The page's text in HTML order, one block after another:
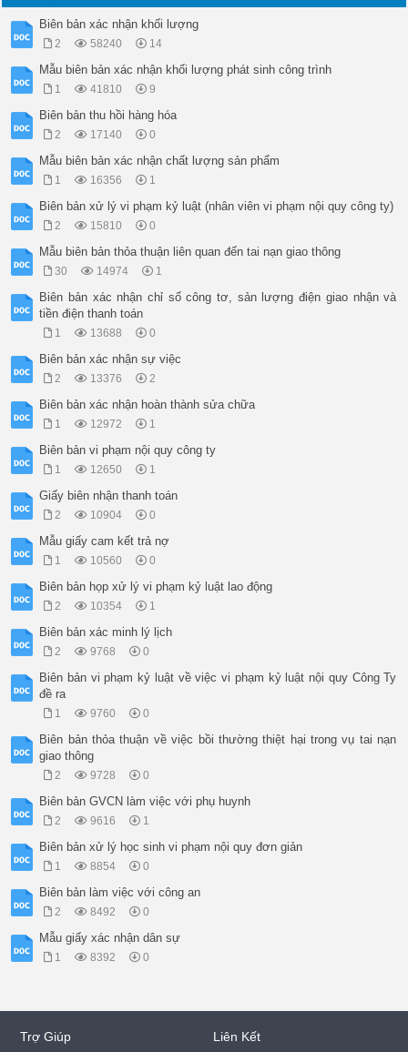
Biên bản xác nhận khối lượng
2 58240 14
Mẫu biên bản xác nhận khối lượng phát sinh công trình
1 41810 9
Biên bản thu hồi hàng hóa
2 17140 0
Mẫu biên bản xác nhận chất lượng sản phẩm
1 16356 1
Biên bản xử lý vi phạm kỷ luật (nhân viên vi phạm nội quy công ty)
2 15810 0
Mẫu biên bản thỏa thuận liên quan đến tai nạn giao thông
30 14974 1
Biên bản xác nhận chỉ số công tơ, sản lượng điện giao nhận và
tiền điện thanh toán
1 13688 0
Biên bản xác nhận sự việc
2 13376 2
Biên bản xác nhận hoàn thành sửa chữa
1 12972 1
Biên bản vi phạm nội quy công ty
1 12650 1
Giấy biên nhận thanh toán
2 10904 0
Mẫu giấy cam kết trả nợ
1 10560 0
Biên bản họp xử lý vi phạm kỷ luật lao động
2 10354 1
Biên bản xác minh lý lịch
2 9768 0
Biên bản vi phạm kỷ luật về việc vi phạm kỷ luật nội quy Công Ty
đề ra
1 9760 0
Biên bản thỏa thuận về việc bồi thường thiệt hại trong vụ tai nạn
giao thông
2 9728 0
Biên bản GVCN làm việc với phụ huynh
2 9616 1
Biên bản xử lý học sinh vi phạm nội quy đơn giản
1 8854 0
Biên bản làm việc với công an
2 8492 0
Mẫu giấy xác nhận dân sự
1 8392 0
Trợ Giúp Liên Kết